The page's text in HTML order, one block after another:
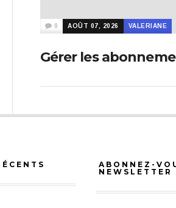
0 AOÛT 07, 2026 VALERIANE
Gérer les
ABONNEZ-
NEWSLETTER